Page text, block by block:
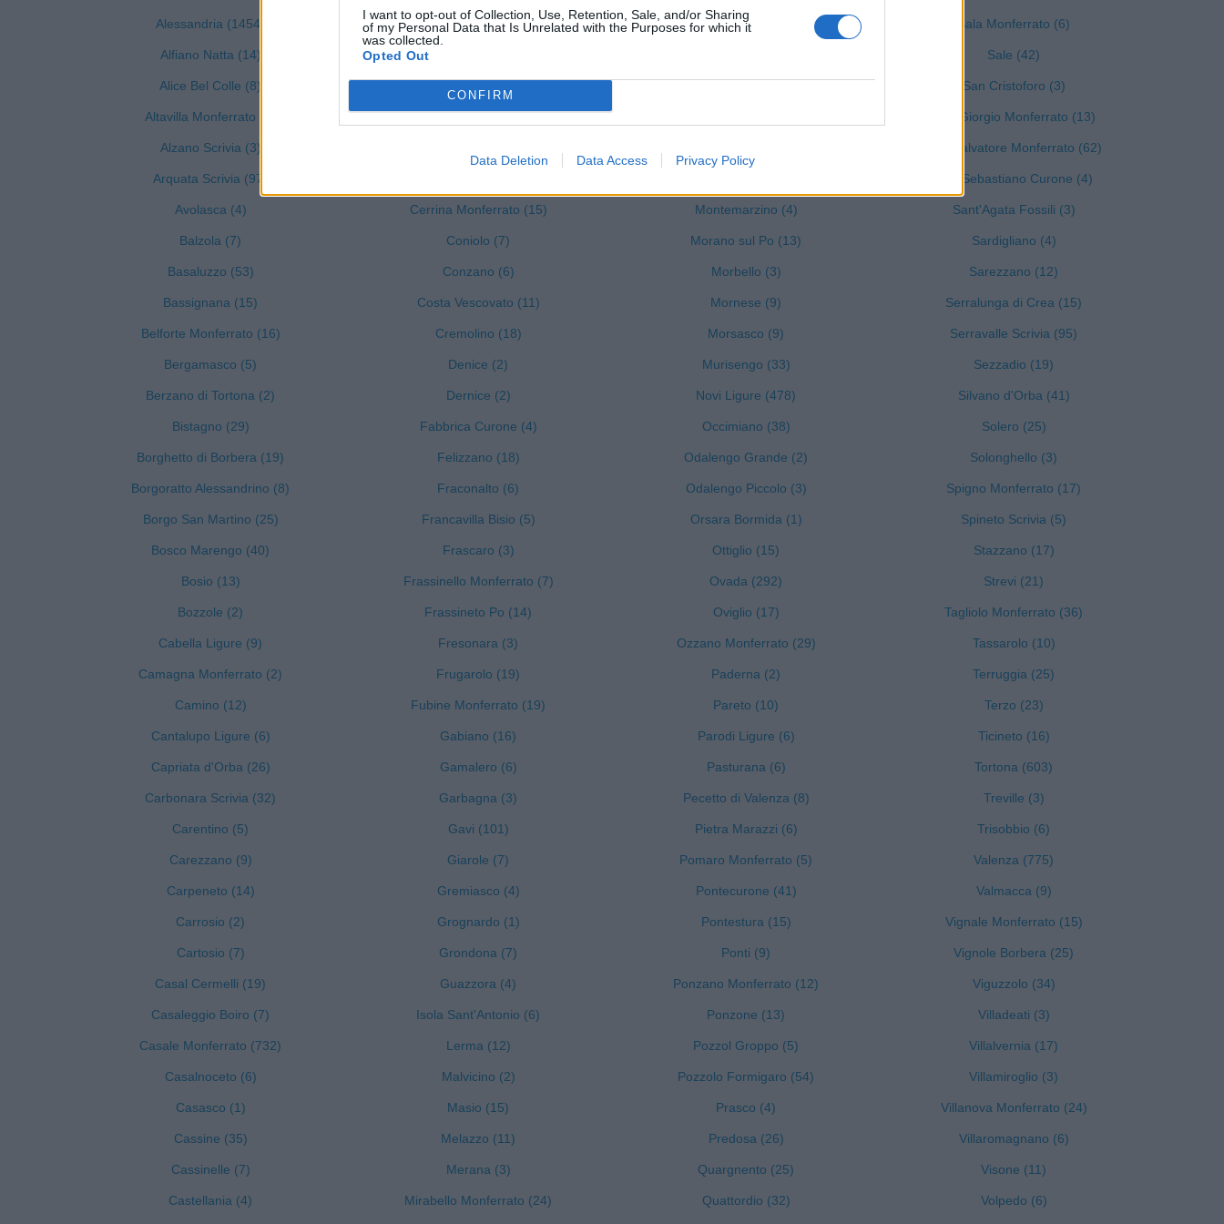
I want to opt-out of Collection, Use, Retention, Sale, and/or Sharing
of my Personal Data that Is Unrelated with the Purposes for which it
was collected.
Opted Out
CONFIRM
Data Deletion Data Access Privacy Policy
Alessandria (1454)
Alfiano Natta (14)
Alice Bel Colle (8)
Altavilla Monferrato (7)
Alzano Scrivia (3)
Arquata Scrivia (97)
Avolasca (4)
Balzola (7)
Basaluzzo (53)
Bassignana (15)
Belforte Monferrato (16)
Bergamasco (5)
Berzano di Tortona (2)
Bistagno (29)
Borghetto di Borbera (19)
Borgoratto Alessandrino (8)
Borgo San Martino (25)
Bosco Marengo (40)
Bosio (13)
Bozzole (2)
Cabella Ligure (9)
Camagna Monferrato (2)
Camino (12)
Cantalupo Ligure (6)
Capriata d'Orba (26)
Carbonara Scrivia (32)
Carentino (5)
Carezzano (9)
Carpeneto (14)
Carrosio (2)
Cartosio (7)
Casal Cermelli (19)
Casaleggio Boiro (7)
Casale Monferrato (732)
Casalnoceto (6)
Casasco (1)
Cassine (35)
Cassinelle (7)
Castellania (4)
Castelnuovo Scrivia (82)
Cella Monte (5)
Cerrina Monferrato (15)
Coniolo (7)
Conzano (6)
Costa Vescovato (11)
Cremolino (18)
Denice (2)
Dernice (2)
Fabbrica Curone (4)
Felizzano (18)
Fraconalto (6)
Francavilla Bisio (5)
Frascaro (3)
Frassinello Monferrato (7)
Frassineto Po (14)
Fresonara (3)
Frugarolo (19)
Fubine Monferrato (19)
Gabiano (16)
Gamalero (6)
Garbagna (3)
Gavi (101)
Giarole (7)
Gremiasco (4)
Grognardo (1)
Grondona (7)
Guazzora (4)
Isola Sant'Antonio (6)
Lerma (12)
Malvicino (2)
Masio (15)
Melazzo (11)
Merana (3)
Mirabello Monferrato (24)
Montacuto (2)
Montemarzino (4)
Morano sul Po (13)
Morbello (3)
Mornese (9)
Morsasco (9)
Murisengo (33)
Novi Ligure (478)
Occimiano (38)
Odalengo Grande (2)
Odalengo Piccolo (3)
Orsara Bormida (1)
Ottiglio (15)
Ovada (292)
Oviglio (17)
Ozzano Monferrato (29)
Paderna (2)
Pareto (10)
Parodi Ligure (6)
Pasturana (6)
Pecetto di Valenza (8)
Pietra Marazzi (6)
Pomaro Monferrato (5)
Pontecurone (41)
Pontestura (15)
Ponti (9)
Ponzano Monferrato (12)
Ponzone (13)
Pozzol Groppo (5)
Pozzolo Formigaro (54)
Prasco (4)
Predosa (26)
Quargnento (25)
Quattordio (32)
Sala Monferrato (6)
Sale (42)
San Cristoforo (3)
San Giorgio Monferrato (13)
San Salvatore Monferrato (62)
San Sebastiano Curone (4)
Sant'Agata Fossili (3)
Sardigliano (4)
Sarezzano (12)
Serralunga di Crea (15)
Serravalle Scrivia (95)
Sezzadio (19)
Silvano d'Orba (41)
Solero (25)
Solonghello (3)
Spigno Monferrato (17)
Spineto Scrivia (5)
Stazzano (17)
Strevi (21)
Tagliolo Monferrato (36)
Tassarolo (10)
Terruggia (25)
Terzo (23)
Ticineto (16)
Tortona (603)
Treville (3)
Trisobbio (6)
Valenza (775)
Valmacca (9)
Vignale Monferrato (15)
Vignole Borbera (25)
Viguzzolo (34)
Villadeati (3)
Villalvernia (17)
Villamiroglio (3)
Villanova Monferrato (24)
Villaromagnano (6)
Visone (11)
Volpedo (6)